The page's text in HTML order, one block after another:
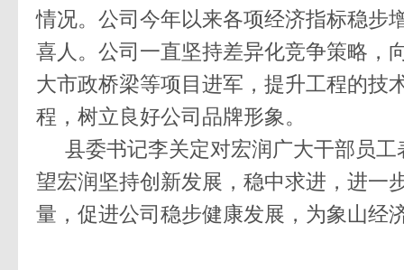
情况。公司今年以来各项经济指标稳步
喜人。公司一直坚持差异化竞争策略，
大市政桥梁等项目进军，提升工程的技
程，树立良好公司品牌形象。
县委书记李关定对宏润广大干部员
望宏润坚持创新发展，稳中求进，进一
量，促进公司稳步健康发展，为象山经